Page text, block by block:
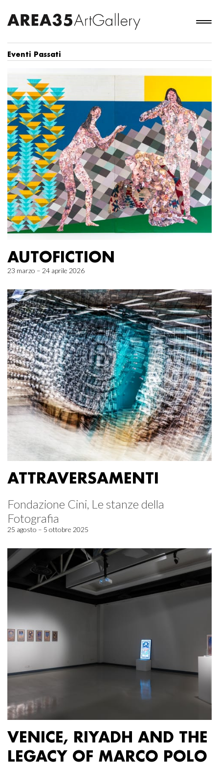
Eventi Passati
AUTOFICTION
23 marzo – 24 aprile 2026
ATTRAVERSAMENTI
Fondazione Cini, Le stanze della
Fotografia
25 agosto – 5 ottobre 2025
VENICE, RIYADH AND THE
LEGACY OF MARCO POLO